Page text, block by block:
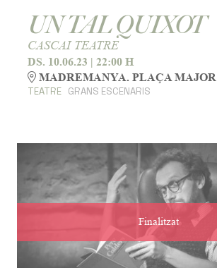
UN TAL QUIXOT
CASCAI TEATRE
DS. 10.06.23 | 22:00 H
MADREMANYA. PLAÇA MAJOR
TEATRE GRANS ESCENARIS
Finalitzat